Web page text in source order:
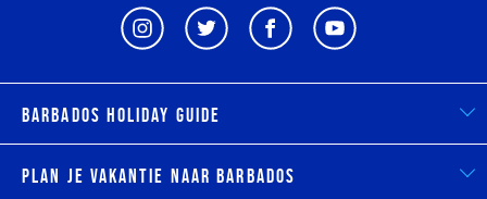
Barbados Holiday Guide
Plan je vakantie naar Barbados